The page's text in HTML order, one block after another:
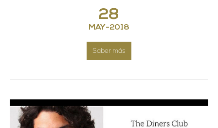
28
MAY-2018
Saber más